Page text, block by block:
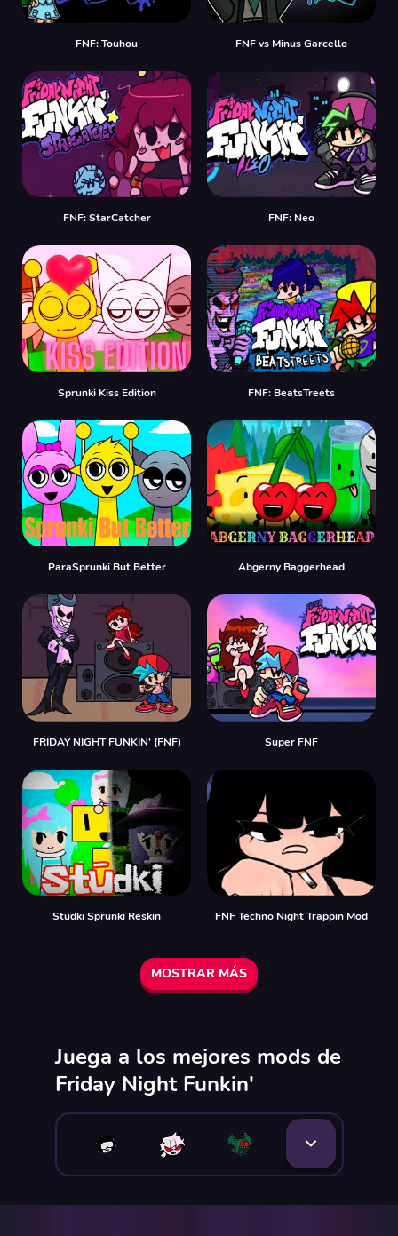
FNF: Touhou FNF vs Minus Garcello
FNF: StarCatcher FNF: Neo
Sprunki Kiss Edition FNF: BeatsTreets
ParaSprunki But Better Abgerny Baggerhead
FRIDAY NIGHT FUNKIN' (FNF) Super FNF
Studki Sprunki Reskin FNF Techno Night Trappin Mod
MOSTRAR MÁS
Juega a los mejores mods de
Friday Night Funkin'